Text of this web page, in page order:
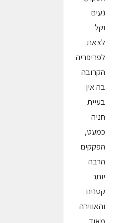
נעים
וקל
לצאת
לפריפריה
הקרובה
בה אין
בעיית
חניה
כמעט,
הפקקים
הרבה
יותר
קטנים
והאווירה